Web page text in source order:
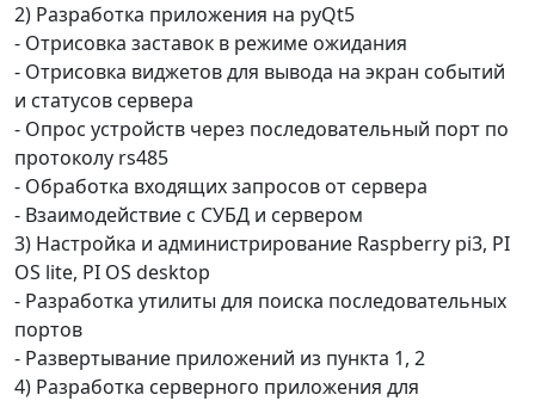
2) Разработка приложения на pyQt5
- Отрисовка заставок в режиме ожидания
- Отрисовка виджетов для вывода на экран событий
и статусов сервера
- Опрос устройств через последовательный порт по
протоколу rs485
- Обработка входящих запросов от сервера
- Взаимодействие с СУБД и сервером
3) Настройка и администрирование Raspberry pi3, PI
OS lite, PI OS desktop
- Разработка утилиты для поиска последовательных
портов
- Развертывание приложений из пункта 1, 2
4) Разработка серверного приложения для